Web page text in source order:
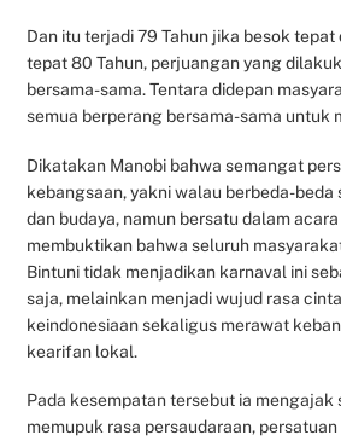
Dan itu terjadi 79 Tahun jika besok
tepat 80 Tahun, perjuangan yang
bersama-sama. Tentara didepan
semua berperang bersama-sama untuk
Dikatakan Manobi bahwa semangat
kebangsaan, yakni walau berbeda-beda
dan budaya, namun bersatu dalam
membuktikan bahwa seluruh
Bintuni tidak menjadikan karnaval ini
saja, melainkan menjadi wujud rasa
keindonesiaan sekaligus merawat
kearifan lokal.
Pada kesempatan tersebut ia mengajak
memupuk rasa persaudaraan,